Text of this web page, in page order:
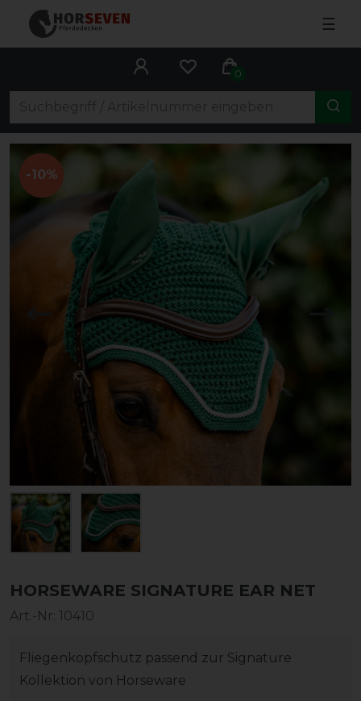
☰
0
-10%
HORSEWARE SIGNATURE EAR NET
Art.-Nr: 10410
Fliegenkopfschutz passend zur Signature
Kollektion von Horseware